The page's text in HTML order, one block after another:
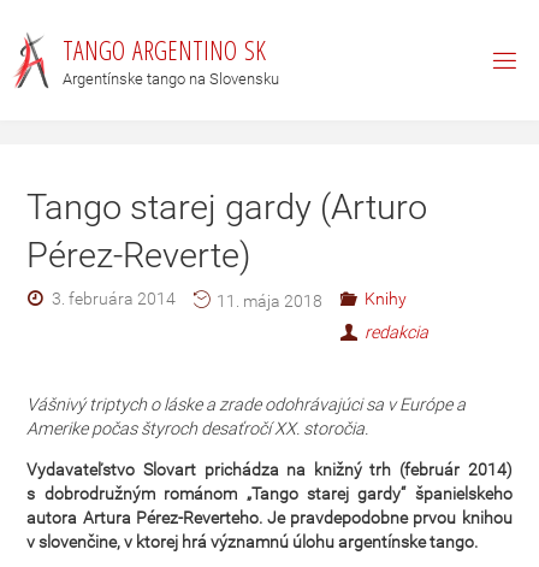
TANGO ARGENTINO SK
Argentínske tango na Slovensku
Tango starej gardy (Arturo
Pérez-Reverte)
3. februára 2014 11. mája 2018
Knihy
redakcia
Vášnivý triptych o láske a zrade odohrávajúci sa v Európe a
Amerike počas štyroch desaťročí XX. storočia.
Vydavateľstvo Slovart prichádza na knižný trh (február 2014)
s dobrodružným románom „Tango starej gardy“ španielskeho
autora Artura Pérez-Reverteho. Je pravdepodobne prvou knihou
v slovenčine, v ktorej hrá významnú úlohu argentínske tango.